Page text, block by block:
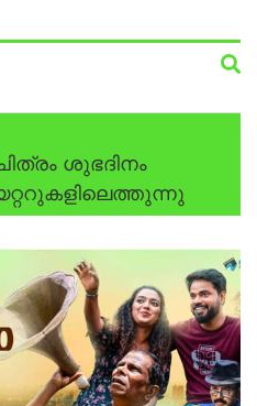
ശുഭദിനം